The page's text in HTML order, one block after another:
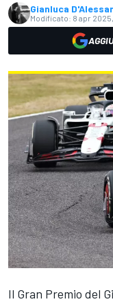
Gianluca
Modificato: 8 apr
Il Gran Premio del